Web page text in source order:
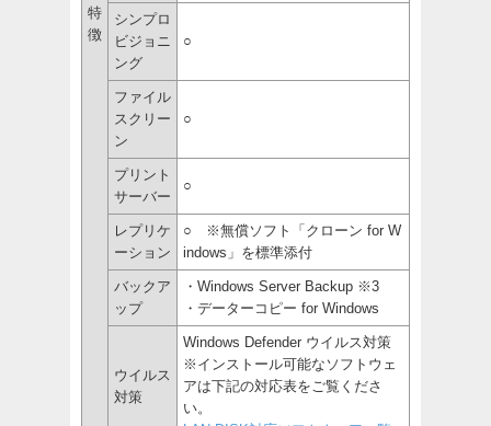
特
徴
シンプロ
ビジョニ
ング
○
ファイル
スクリー
ン
○
プリント
サーバー
○
レプリケ
ーション
○ ※無償ソフト「クローン for W
indows」を標準添付
バックア
ップ
・Windows Server Backup ※3
・データーコピー for Windows
ウイルス
対策
Windows Defender ウイルス対策
※インストール可能なソフトウェ
アは下記の対応表をご覧くださ
い。